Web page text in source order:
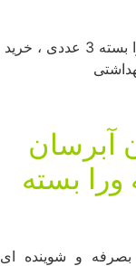
آبرسان
بسته
و شوینده ای